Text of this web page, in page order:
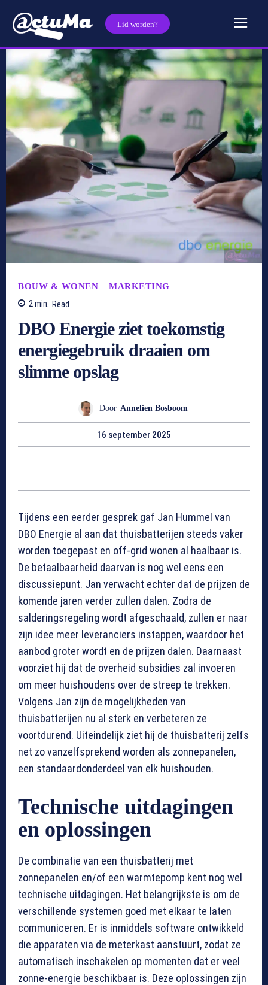
Lid worden?
BOUW & WONEN
MARKETING
2min. Read
DBO Energie ziet toekomstig
energiegebruik draaien om
slimme opslag
Door Annelien Bosboom
16 september 2025
Tijdens een eerder gesprek gaf Jan Hummel van
DBO Energie al aan dat thuisbatterijen steeds vaker
worden toegepast en off-grid wonen al haalbaar is.
De betaalbaarheid daarvan is nog wel eens een
discussiepunt. Jan verwacht echter dat de prijzen de
komende jaren verder zullen dalen. Zodra de
salderingsregeling wordt afgeschaald, zullen er naar
zijn idee meer leveranciers instappen, waardoor het
aanbod groter wordt en de prijzen dalen. Daarnaast
voorziet hij dat de overheid subsidies zal invoeren
om meer huishoudens over de streep te trekken.
Volgens Jan zijn de mogelijkheden van
thuisbatterijen nu al sterk en verbeteren ze
voortdurend. Uiteindelijk ziet hij de thuisbatterij zelfs
net zo vanzelfsprekend worden als zonnepanelen,
een standaardonderdeel van elk huishouden.
Technische uitdagingen
en oplossingen
De combinatie van een thuisbatterij met
zonnepanelen en/of een warmtepomp kent nog wel
technische uitdagingen. Het belangrijkste is om de
verschillende systemen goed met elkaar te laten
communiceren. Er is inmiddels software ontwikkeld
die apparaten via de meterkast aanstuurt, zodat ze
automatisch inschakelen op momenten dat er veel
zonne-energie beschikbaar is. Deze oplossingen zijn